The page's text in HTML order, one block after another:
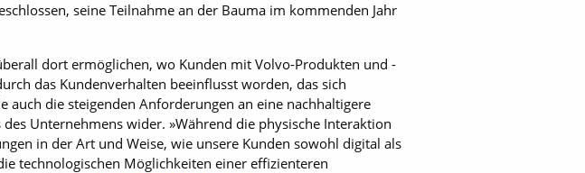
seine Teilnahme an der Bauma im kommenden Jahr
dort ermöglichen, wo Kunden mit Volvo-Produkten und -
das Kundenverhalten beeinflusst worden, das sich
auch die steigenden Anforderungen an eine nachhaltigere
Unternehmens wider. »Während die physische Interaktion
in der Art und Weise, wie unsere Kunden sowohl digital als
technologischen Möglichkeiten einer effizienteren